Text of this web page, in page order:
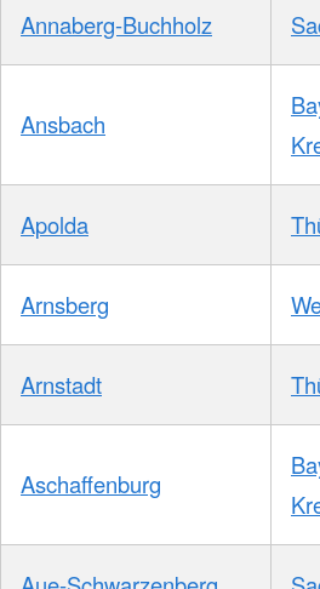
Annaberg-Buchholz
Ansbach
Apolda
Arnsberg
Arnstadt
Aschaffenburg